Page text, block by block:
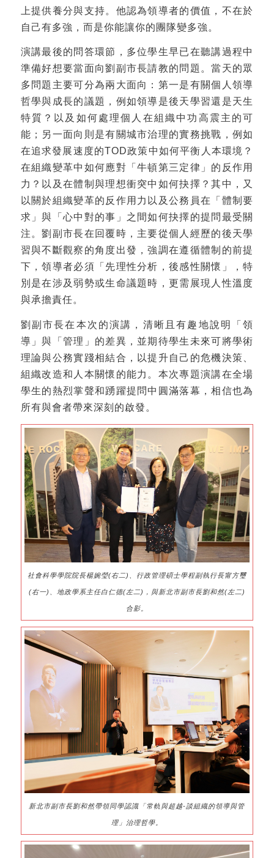
上提供養分與支持。他認為領導者的價值，不在於
自己有多強，而是你能讓你的團隊變多強。
演講最後的問答環節，多位學生早已在聽講過程中
準備好想要當面向劉副市長請教的問題。當天的眾
多問題主要可分為兩大面向：第一是有關個人領導
哲學與成長的議題，例如領導是後天學習還是天生
特質？以及如何處理個人在組織中功高震主的可
能；另一面向則是有關城市治理的實務挑戰，例如
在追求發展速度的TOD政策中如何平衡人本環境？
在組織變革中如何應對「牛頓第三定律」的反作用
力？以及在體制與理想衝突中如何抉擇？其中，又
以關於組織變革的反作用力以及公務員在「體制要
求」與「心中對的事」之間如何抉擇的提問最受關
注。劉副市長在回覆時，主要從個人經歷的後天學
習與不斷觀察的角度出發，強調在遵循體制的前提
下，領導者必須「先理性分析，後感性關懷」，特
別是在涉及弱勢或生命議題時，更需展現人性溫度
與承擔責任。
劉副市長在本次的演講，清晰且有趣地說明「領
導」與「管理」的差異，並期待學生未來可將學術
理論與公務實踐相結合，以提升自己的危機決策、
組織改造和人本關懷的能力。本次專題演講在全場
學生的熱烈掌聲和踴躍提問中圓滿落幕，相信也為
所有與會者帶來深刻的啟發。
社會科學學院院長楊婉瑩(右二)、行政管理碩士學程副執行長甯方璽
(右一)、地政學系主任白仁德(左二)，與新北市副市長劉和然(左二)
合影。
新北市副市長劉和然帶領同學認識「常軌與超越-談組織的領導與管
理」治理哲學。